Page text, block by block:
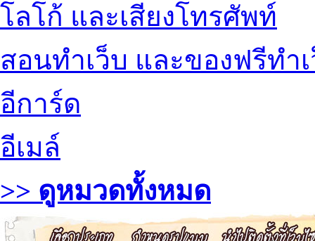
โลโก้ และเสียงโทรศัพท์
สอนทำเว็บ และของฟรีทำ
อีการ์ด
อีเมล์
>> ดูหมวดทั้งหมด